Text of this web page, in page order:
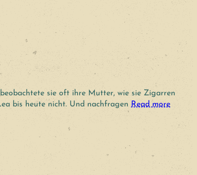
sie oft ihre Mutter, wie sie Zigarren
bis heute nicht. Und nachfragen Read more